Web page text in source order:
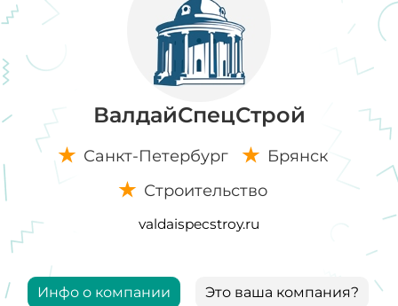
ВалдайСпецСтрой
Санкт-Петербург
Брянск
Строительство
valdaispecstroy.ru
Инфо о компании Это ваша компания?